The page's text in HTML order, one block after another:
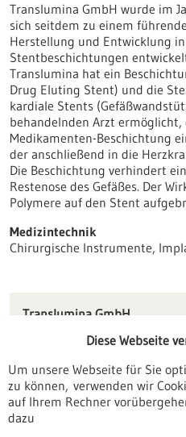
Translumina GmbH wurde im
sich seitdem zu einem
Herstellung und Entwicklung
Stentbeschichtungen
Translumina hat ein
Drug Eluting Stent) und die
kardiale Stents
behandelnden Arzt
Medikamenten-Beschichtung
der anschließend in die
Die Beschichtung verhindert
Restenose des Gefäßes. Der
Polymere auf den Stent
Medizintechnik
Chirurgische Instrumente,
Translumina GmbH
72379 Hechingen
info(at)translumina.de
www.translumina.de
Diese Webseite
Um unsere Webseite für Sie
zu können, verwenden wir
auf Ihrem Rechner
dazu